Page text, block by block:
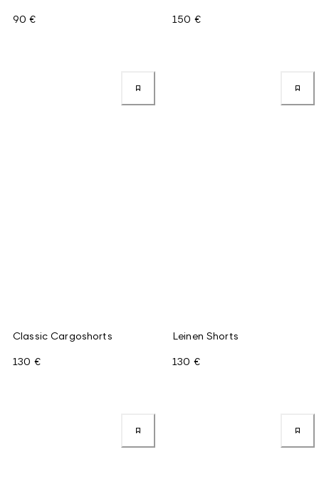
90 € 150 €
Classic Cargoshorts
130 €
Leinen Shorts
130 €